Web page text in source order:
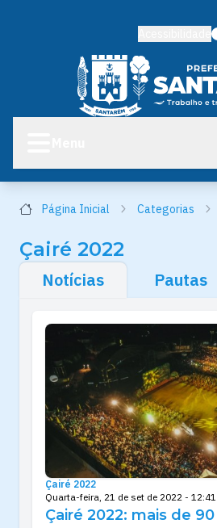
Página Inicial Categorias
Çairé 2022
Notícias Pautas
Çairé 2022
Quarta-feira, 21 de set de 2022 - 12:41
Çairé 2022: mais de